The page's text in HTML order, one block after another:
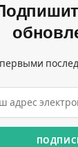
первыми